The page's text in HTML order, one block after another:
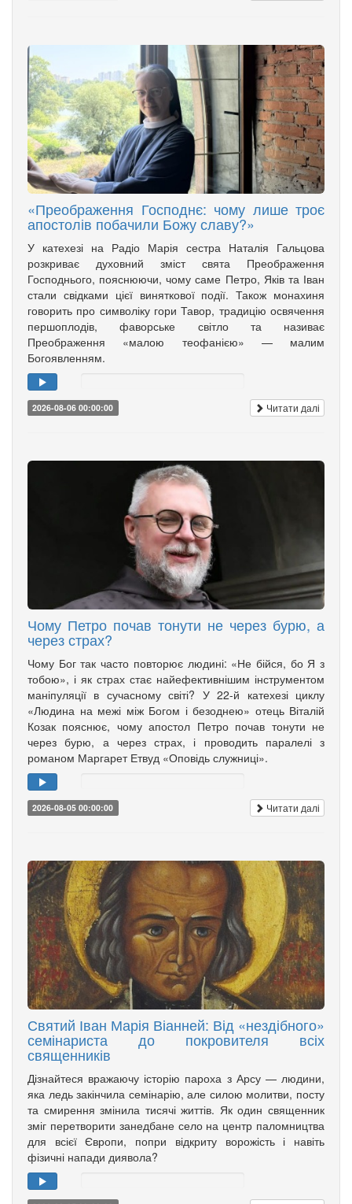
«Преображення Господнє: чому лише троє
апостолів побачили Божу славу?»
У катехезі на Радіо Марія сестра Наталія Гальцова
розкриває духовний зміст свята Преображення
Господнього, пояснюючи, чому саме Петро, Яків та Іван
стали свідками цієї виняткової події. Також монахиня
говорить про символіку гори Тавор, традицію освячення
першоплодів, фаворське світло та називає
Преображення «малою теофанією» — малим
Богоявленням.
2026-08-06 00:00:00 Читати далі
Чому Петро почав тонути не через бурю, а
через страх?
Чому Бог так часто повторює людині: «Не бійся, бо Я з
тобою», і як страх стає найефективнішим інструментом
маніпуляції в сучасному світі? У 22-й катехезі циклу
«Людина на межі між Богом і безоднею» отець Віталій
Козак пояснює, чому апостол Петро почав тонути не
через бурю, а через страх, і проводить паралелі з
романом Маргарет Етвуд «Оповідь служниці».
2026-08-05 00:00:00 Читати далі
Святий Іван Марія Віанней: Від «нездібного»
семінариста до покровителя всіх
священників
Дізнайтеся вражаючу історію пароха з Арсу — людини,
яка ледь закінчила семінарію, але силою молитви, посту
та смирення змінила тисячі життів. Як один священник
зміг перетворити занедбане село на центр паломництва
для всієї Європи, попри відкриту ворожість і навіть
фізичні напади диявола?